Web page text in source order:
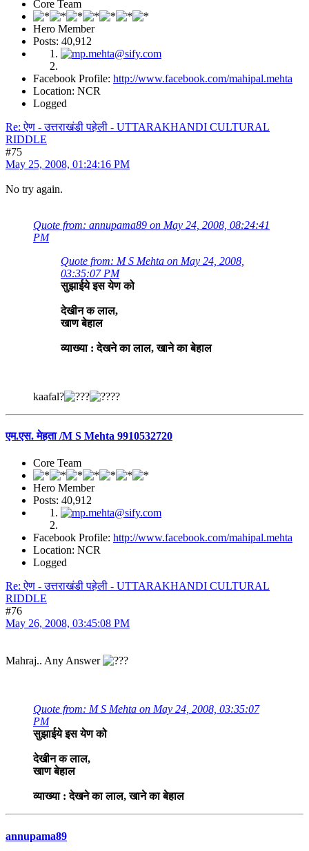
Core Team
Hero Member
Posts: 40,912
Facebook Profile: http://www.facebook.com/mahipal.mehta
Location: NCR
Logged
Re: ऐण - उत्तराखंडी पहेली - UTTARAKHANDI CULTURAL
RIDDLE
#75
May 25, 2008, 01:24:16 PM
No try again.
Quote from: annupama89 on May 24, 2008, 08:24:41
PM
Quote from: M S Mehta on May 24, 2008,
03:35:07 PM
सुझाईये इस येण को
देखीन क लाल,
खाण बेहाल
व्याख्या : देखने का लाल, खाने का बेहाल
kaafal? ?
एम.एस. मेहता /M S Mehta 9910532720
Core Team
Hero Member
Posts: 40,912
Facebook Profile: http://www.facebook.com/mahipal.mehta
Location: NCR
Logged
Re: ऐण - उत्तराखंडी पहेली - UTTARAKHANDI CULTURAL
RIDDLE
#76
May 26, 2008, 03:45:08 PM
Mahraj.. Any Answer
Quote from: M S Mehta on May 24, 2008, 03:35:07
PM
सुझाईये इस येण को
देखीन क लाल,
खाण बेहाल
व्याख्या : देखने का लाल, खाने का बेहाल
annupama89